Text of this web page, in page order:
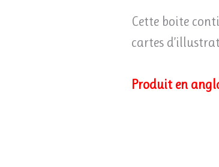
Cette boite
cartes
Produit en